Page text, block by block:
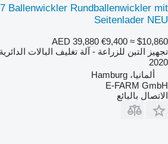
Ballenwickler Rundballenwickler mit
Seitenlader NEU
AED 39,880 €9,400 ≈ $10,860
تجهيز التبن للزراعة - آلة تغليف البالات الدائرية
2020
ألمانيا، Hamburg
E-FARM GmbH
الاتصال بالبائع